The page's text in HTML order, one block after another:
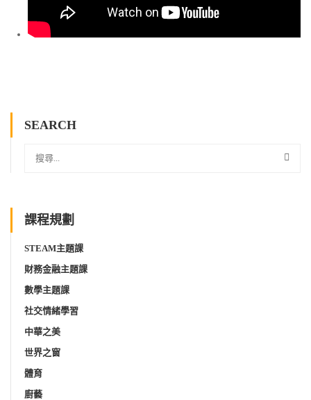
SEARCH
課程規劃
STEAM主題課
財務金融主題課
數學主題課
社交情緒學習
中華之美
世界之窗
體育
廚藝